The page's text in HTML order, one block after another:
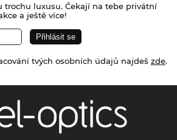
trochu luxusu. Čekají na tebe privátní
a ještě více!
tvých osobních údajů najdeš zde.